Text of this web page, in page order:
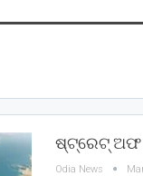
ଷ୍ଟ୍ରେଟ୍‌ ଅଫ
Odia News